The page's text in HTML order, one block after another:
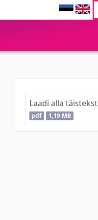
Laadi alla täistekst
pdf 1,19 MB